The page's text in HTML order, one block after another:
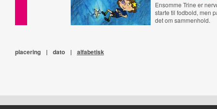
Ensomme Trine er
starte til fodbold, men
det om sammenhold.
placering | dato | alfabetisk